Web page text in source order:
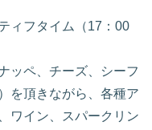
ィフタイム（17：00
ッペ、チーズ、シーフ
を頂きながら、各種ア
ワイン、スパークリン